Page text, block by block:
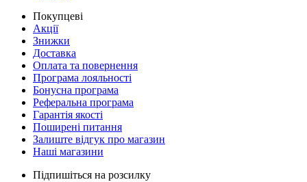
Покупцеві
Акції
Знижки
Доставка
Оплата та повернення
Програма лояльності
Бонусна програма
Реферальна програма
Гарантія якості
Поширені питання
Залиште відгук про магазин
Наші магазини
Підпишіться на розсилку